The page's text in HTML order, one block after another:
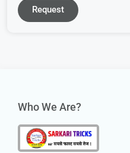
Request
Who We Are?